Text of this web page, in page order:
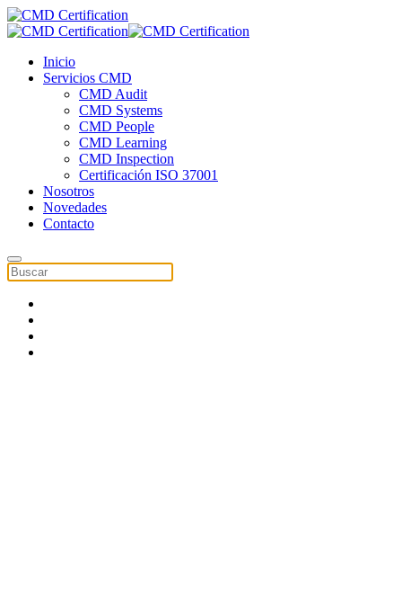
Inicio
Servicios CMD
CMD Audit
CMD Systems
CMD People
CMD Learning
CMD Inspection
Certificación ISO 37001
Nosotros
Novedades
Contacto